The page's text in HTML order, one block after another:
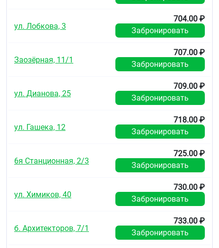
Хранить при температуре не выше 250 С.
Срок годности
ул. Лобкова, 3
704.00 ₽
Забронировать
Заозёрная, 11/1
707.00 ₽
Забронировать
ул. Дианова, 25
709.00 ₽
Забронировать
ул. Гашека, 12
718.00 ₽
Забронировать
6я Станционная, 2/3
725.00 ₽
Забронировать
ул. Химиков, 40
730.00 ₽
Забронировать
б. Архитекторов, 7/1
733.00 ₽
Забронировать